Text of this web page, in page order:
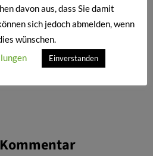
davon aus, dass Sie damit
sich jedoch abmelden, wenn
wünschen.
Einverstanden